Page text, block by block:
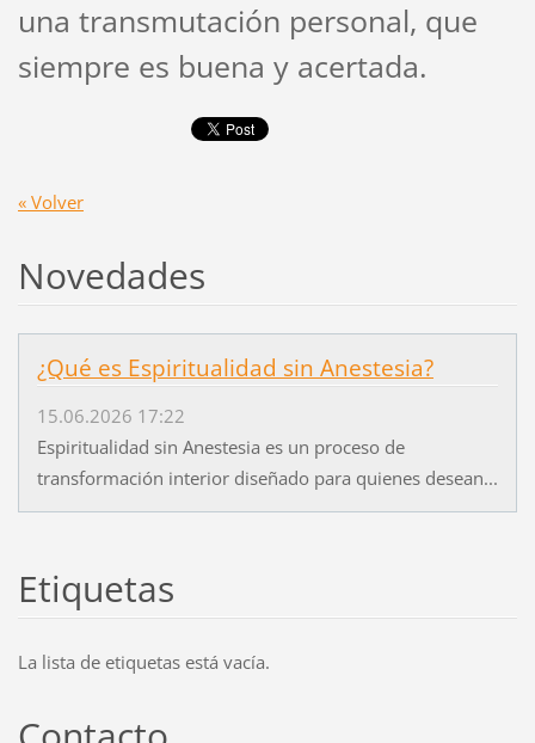
una transmutación personal, que
siempre es buena y acertada.
« Volver
Novedades
¿Qué es Espiritualidad sin Anestesia?
15.06.2026 17:22
Espiritualidad sin Anestesia es un proceso de
transformación interior diseñado para quienes desean...
Etiquetas
La lista de etiquetas está vacía.